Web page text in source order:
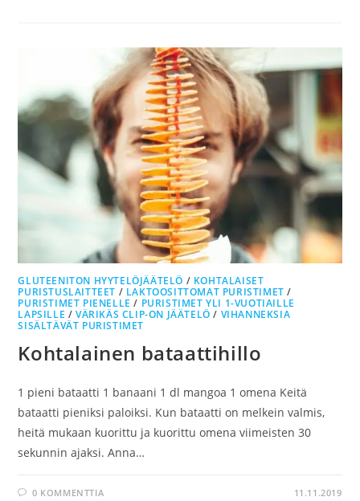
GLUTEENITON HYYTELÖJÄÄTELÖ / KOHTALAISET
PURISTUSLAITTEET / LAKTOOSITTOMAT PURISTIMET /
PURISTIMET PIENELLE / PURISTIMET YLI 1-VUOTIAILLE
LAPSILLE /VÄRIKÄS CLIP-ON JÄÄTELÖ / VIHANNEKSIA
SISÄLTÄVÄT PURISTIMET
Kohtalainen bataattihillo
1 pieni bataatti 1 banaani 1 dl mangoa 1 omena Keitä
bataatti pieniksi paloiksi. Kun bataatti on melkein valmis,
heitä mukaan kuorittu ja kuorittu omena viimeisten 30
sekunnin ajaksi. Anna…
0 KOMMENTTIA 11.11.2019